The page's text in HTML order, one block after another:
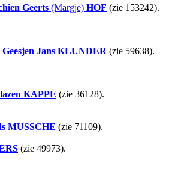
Geerts (Margje) HOF (zie 153242).
Geesjen Jans KLUNDER (zie 59638).
KAPPE (zie 36128).
MUSSCHE (zie 71109).
(zie 49973).